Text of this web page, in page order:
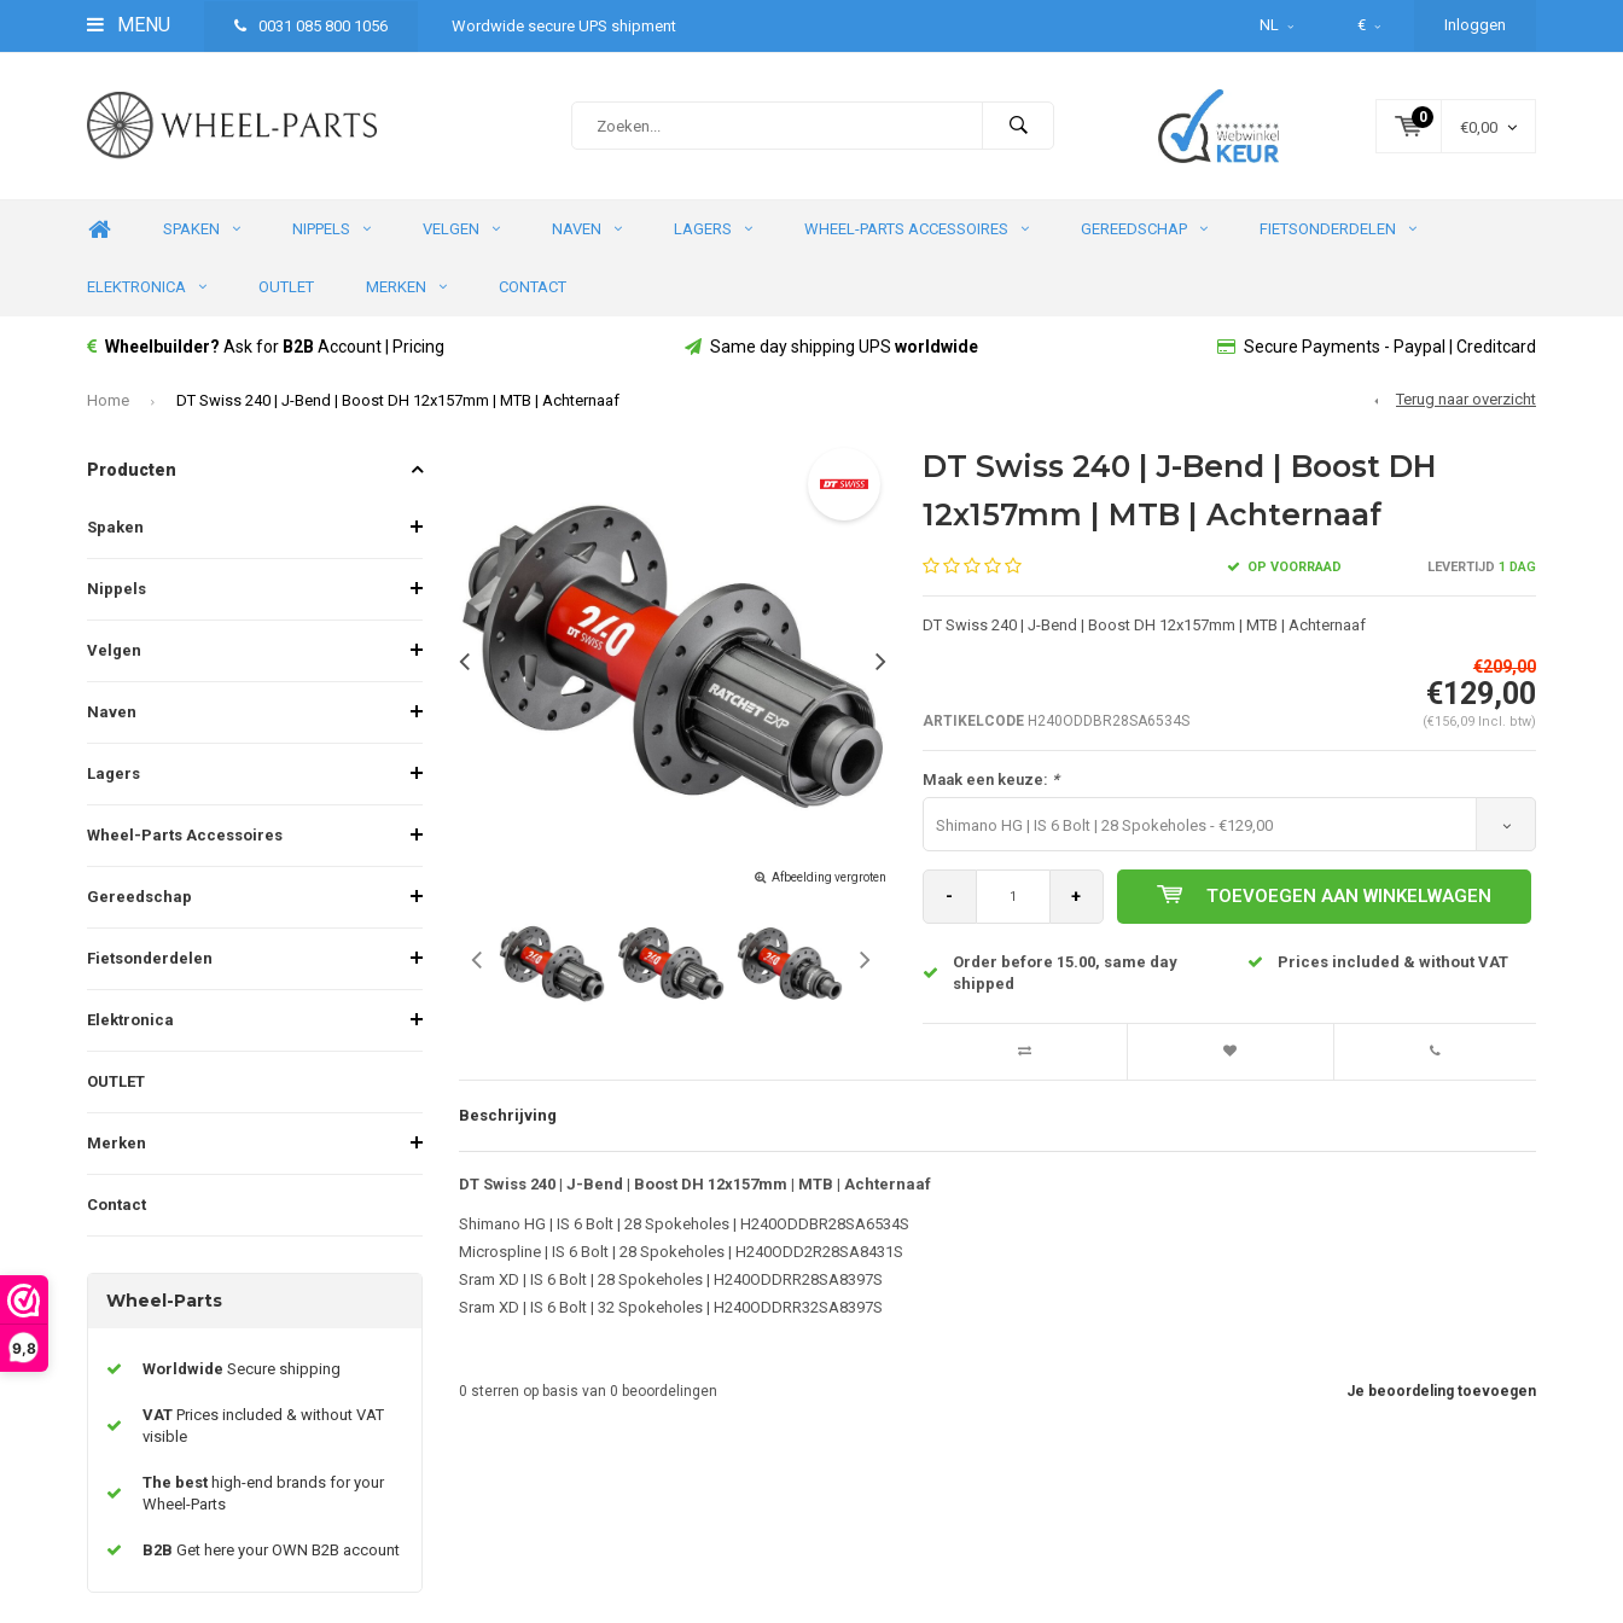
9,8
MENU 0031 085 800 1056 Wordwide secure UPS shipment NL € Inloggen
0
€0,00
SPAKEN NIPPELS VELGEN NAVEN LAGERS WHEEL-PARTS ACCESSOIRES GEREEDSCHAP FIETSONDERDELEN
ELEKTRONICA OUTLET MERKEN CONTACT
Wheelbuilder? Ask for B2B Account | Pricing Same day shipping UPS worldwide Secure Payments - Paypal | Creditcard
Home DT Swiss 240 | J-Bend | Boost DH 12x157mm | MTB | Achternaaf Terug naar overzicht
Producten
Spaken
Nippels
Velgen
Naven
Lagers
Wheel-Parts Accessoires
Gereedschap
Fietsonderdelen
Elektronica
OUTLET
Merken
Contact
Wheel-Parts
Worldwide Secure shipping
VAT Prices included & without VAT
visible
The best high-end brands for your
Wheel-Parts
B2B Get here your OWN B2B account
Afbeelding vergroten
DT Swiss 240 | J-Bend | Boost DH
12x157mm | MTB | Achternaaf
OP VOORRAAD LEVERTIJD 1 DAG
DT Swiss 240 | J-Bend | Boost DH 12x157mm | MTB | Achternaaf
ARTIKELCODEH240ODDBR28SA6534S
€209,00
€129,00
(€156,09 Incl. btw)
Maak een keuze: *
Shimano HG | IS 6 Bolt | 28 Spokeholes - €129,00
- + TOEVOEGEN AAN WINKELWAGEN
Order before 15.00, same day
shipped
Prices included & without VAT
Beschrijving
DT Swiss 240 | J-Bend | Boost DH 12x157mm | MTB | Achternaaf
Shimano HG | IS 6 Bolt | 28 Spokeholes | H240ODDBR28SA6534S
Microspline | IS 6 Bolt | 28 Spokeholes | H240ODD2R28SA8431S
Sram XD | IS 6 Bolt | 28 Spokeholes | H240ODDRR28SA8397S
Sram XD | IS 6 Bolt | 32 Spokeholes | H240ODDRR32SA8397S
Je beoordeling toevoegen
0 sterren op basis van 0 beoordelingen